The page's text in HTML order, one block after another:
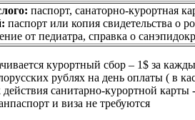
паспорт, санаторно-курортная
паспорт или копия свидетельства о
от педиатра, справка о
курортный сбор – 1$ за
рублях на день оплаты ( в
действия санитарно-курортной карты
и виза не требуются